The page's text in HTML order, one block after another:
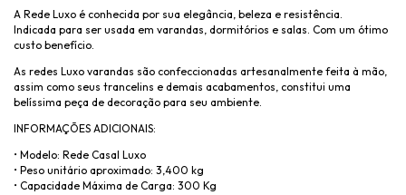
A Rede Luxo é conhecida por sua elegância, beleza e resistência.
Indicada para ser usada em varandas, dormitórios e salas. Com um ótimo
custo benefício.
As redes Luxo varandas são confeccionadas artesanalmente feita à mão,
assim como seus trancelins e demais acabamentos, constitui uma
belíssima peça de decoração para seu ambiente.
INFORMAÇÕES ADICIONAIS:
• Modelo: Rede Casal Luxo
• Peso unitário aproximado: 3,400 kg
• Capacidade Máxima de Carga: 300 Kg